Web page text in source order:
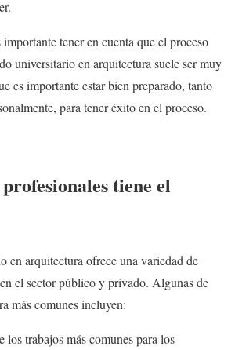
tener en cuenta que el proceso
universitario en arquitectura suele ser muy
es importante estar bien preparado, tanto
para tener éxito en el proceso.
tiene el
en arquitectura ofrece una variedad de
el sector público y privado. Algunas de
más comunes incluyen:
trabajos más comunes para los